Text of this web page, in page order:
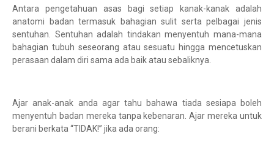
Antara pengetahuan asas bagi setiap kanak-kanak adalah
anatomi badan termasuk bahagian sulit serta pelbagai jenis
sentuhan. Sentuhan adalah tindakan menyentuh mana-mana
bahagian tubuh seseorang atau sesuatu hingga mencetuskan
perasaan dalam diri sama ada baik atau sebaliknya.
Ajar anak-anak anda agar tahu bahawa tiada sesiapa boleh
menyentuh badan mereka tanpa kebenaran. Ajar mereka untuk
berani berkata “TIDAK!” jika ada orang: